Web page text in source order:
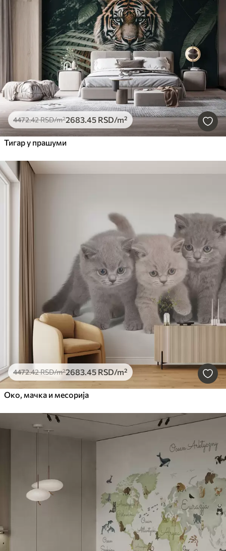
4472.42RSD/m²2683 .45 RSD/m²
Тигар у прашуми
4472.42RSD/m²2683 .45 RSD/m²
Око, мачка и месорија